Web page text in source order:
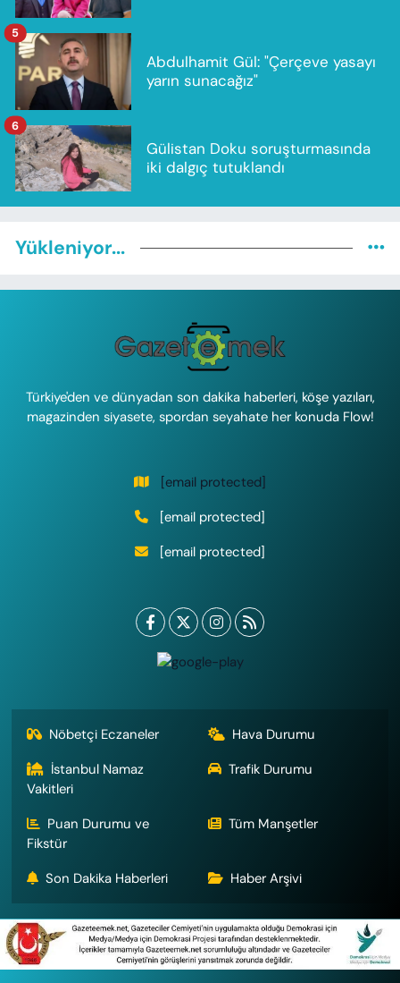
Abdulhamit Gül: "Çerçeve yasayı
yarın sunacağız"
5
Gülistan Doku soruşturmasında
iki dalgıç tutuklandı
6
Yükleniyor...
Türkiye'den ve dünyadan son dakika haberleri, köşe yazıları,
magazinden siyasete, spordan seyahate her konuda Flow!
[email protected]
[email protected]
[email protected]
Nöbetçi Eczaneler
Hava Durumu
İstanbul Namaz
Vakitleri
Trafik Durumu
Puan Durumu ve
Fikstür
Tüm Manşetler
Son Dakika Haberleri Haber Arşivi